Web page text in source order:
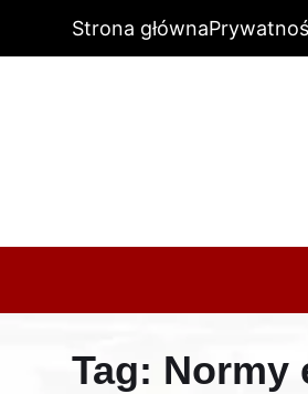
Strona główna
Tag: Normy